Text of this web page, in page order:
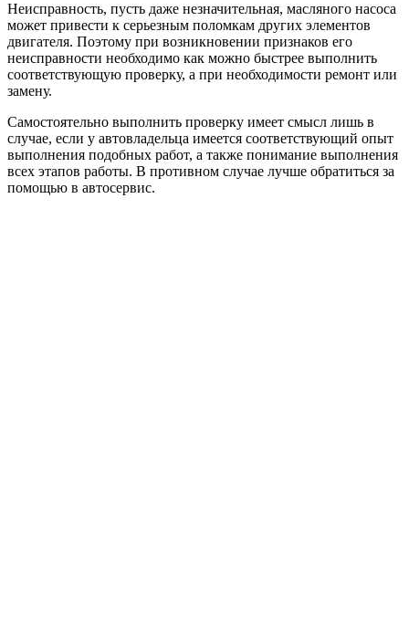
Неисправность, пусть даже незначительная, масляного насоса
может привести к серьезным поломкам других элементов
двигателя. Поэтому при возникновении признаков его
неисправности необходимо как можно быстрее выполнить
соответствующую проверку, а при необходимости ремонт или
замену.
Самостоятельно выполнить проверку имеет смысл лишь в
случае, если у автовладельца имеется соответствующий опыт
выполнения подобных работ, а также понимание выполнения
всех этапов работы. В противном случае лучше обратиться за
помощью в автосервис.